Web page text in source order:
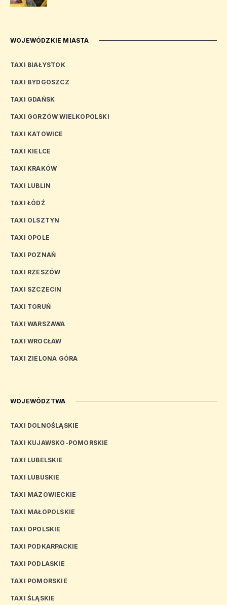
WOJEWÓDZKIE MIASTA
TAXI BIAŁYSTOK
TAXI BYDGOSZCZ
TAXI GDAŃSK
TAXI GORZÓW WIELKOPOLSKI
TAXI KATOWICE
TAXI KIELCE
TAXI KRAKÓW
TAXI LUBLIN
TAXI ŁÓDŹ
TAXI OLSZTYN
TAXI OPOLE
TAXI POZNAŃ
TAXI RZESZÓW
TAXI SZCZECIN
TAXI TORUŃ
TAXI WARSZAWA
TAXI WROCŁAW
TAXI ZIELONA GÓRA
WOJEWÓDZTWA
TAXI DOLNOŚLĄSKIE
TAXI KUJAWSKO-POMORSKIE
TAXI LUBELSKIE
TAXI LUBUSKIE
TAXI MAZOWIECKIE
TAXI MAŁOPOLSKIE
TAXI OPOLSKIE
TAXI PODKARPACKIE
TAXI PODLASKIE
TAXI POMORSKIE
TAXI ŚLĄSKIE